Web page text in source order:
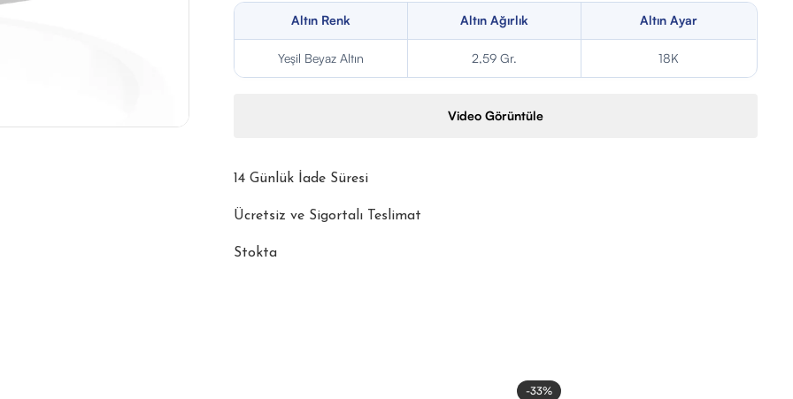
Altın Renk Altın Ağırlık Altın Ayar
Yeşil Beyaz Altın 2,59 Gr. 18K
Video Görüntüle
14 Günlük İade Süresi
Ücretsiz ve Sigortalı Teslimat
Stokta
-33%